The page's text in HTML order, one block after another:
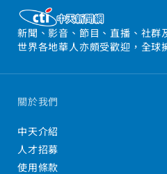
新聞、影音、節目、直播、社群
世界各地華人亦頗受歡迎，全球
關於我們
中天介紹
人才招募
使用條款